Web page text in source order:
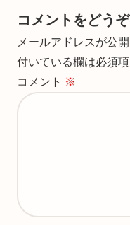
コメントをどうぞ
メールアドレスが公
付いている欄は必須
コメント ※